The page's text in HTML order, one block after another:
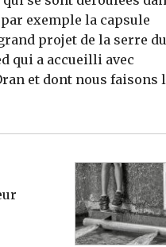
exemple la capsule
projet de la serre du
qui a accueilli avec
et dont nous faisons